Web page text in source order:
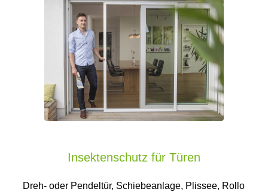
Insektenschutz für Türen
Dreh- oder Pendeltür, Schiebeanlage, Plissee, Rollo